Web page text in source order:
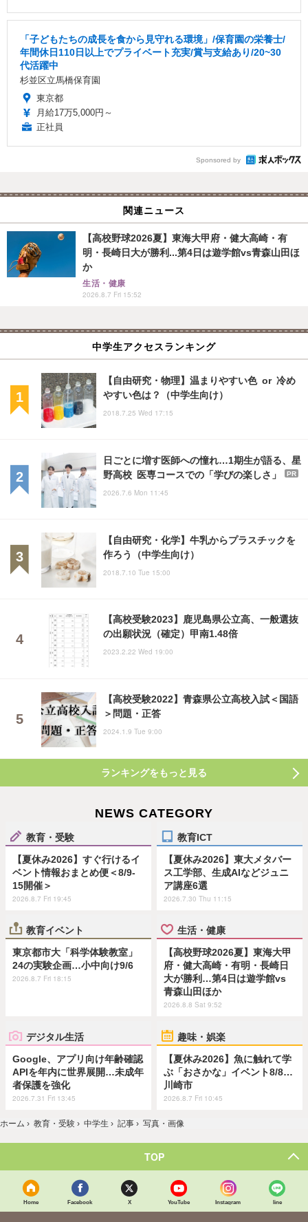
「子どもたちの成長を食から見守れる環境」/保育園の栄養士/
年間休日110日以上でプライベート充実/賞与支給あり/20~30
代活躍中
杉並区立馬橋保育園
東京都
月給17万5,000円～
正社員
Sponsored by
関連ニュース
【高校野球2026夏】東海大甲府・健大高崎・有
明・長崎日大が勝利...第4日は遊学館vs青森山田ほ
か
生活・健康
2026.8.7 Fri 15:52
中学生アクセスランキング
【自由研究・物理】温まりやすい色 or 冷め
やすい色は？（中学生向け）
2018.7.25 Wed 17:15
日ごとに増す医師への憧れ…1期生が語る、星
野高校 医専コースでの「学びの楽しさ」
PR
2026.7.6 Mon 11:45
【自由研究・化学】牛乳からプラスチックを
作ろう（中学生向け）
2018.7.10 Tue 15:00
【高校受験2023】鹿児島県公立高、一般選抜
の出願状況（確定）甲南1.48倍
2023.2.22 Wed 19:00
【高校受験2022】青森県公立高校入試＜国語
＞問題・正答
2024.1.9 Tue 9:00
ランキングをもっと見る
NEWS CATEGORY
教育・受験
【夏休み2026】すぐ行けるイ
ベント情報おまとめ便＜8/9-
15開催＞
2026.8.7 Fri 19:45
教育ICT
【夏休み2026】東大メタバー
ス工学部、生成AIなどジュニ
ア講座6選
2026.7.30 Thu 11:15
教育イベント
東京都市大「科学体験教室」
24の実験企画…小中向け9/6
2026.8.7 Fri 18:15
生活・健康
【高校野球2026夏】東海大甲
府・健大高崎・有明・長崎日
大が勝利…第4日は遊学館vs
青森山田ほか
2026.8.8 Sat 9:52
デジタル生活
Google、アプリ向け年齢確認
APIを年内に世界展開…未成年
者保護を強化
2026.7.31 Fri 13:45
趣味・娯楽
【夏休み2026】魚に触れて学
ぶ「おさかな」イベント8/8…
川崎市
2026.8.7 Fri 10:45
ホーム › 教育・受験 › 中学生 › 記事 › 写真・画像
TOP
Home Facebook X YouTube Instagram line